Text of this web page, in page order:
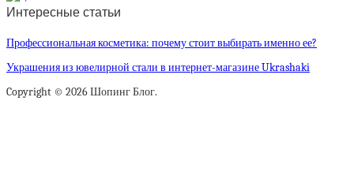
Интересные статьи
Профессиональная косметика: почему стоит выбирать именно ее?
Украшения из ювелирной стали в интернет-магазине Ukrashaki
Copyright © 2026 Шопинг Блог.